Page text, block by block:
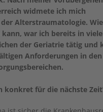
widmete ich mich
Alterstraumatologie.
war ich bereits in
der Geriatrie tätig und
Anforderungen in den
konkret für die nächste